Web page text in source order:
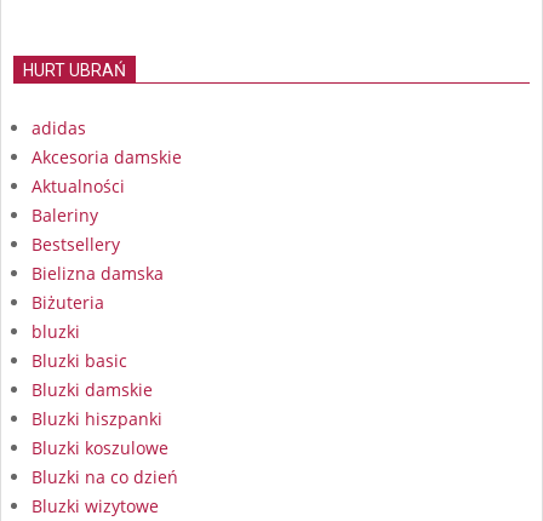
HURT UBRAŃ
adidas
Akcesoria damskie
Aktualności
Baleriny
Bestsellery
Bielizna damska
Biżuteria
bluzki
Bluzki basic
Bluzki damskie
Bluzki hiszpanki
Bluzki koszulowe
Bluzki na co dzień
Bluzki wizytowe